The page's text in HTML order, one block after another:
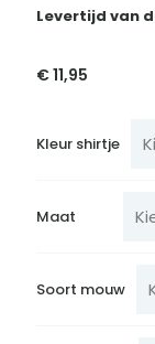
Levertijd van
€11,95
Kleur shirtje
Maat
Soort mouw